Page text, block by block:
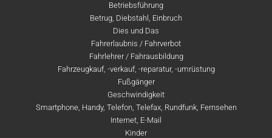
Betriebsführung
Betrug, Diebstahl, Einbruch
Dies und Das
Fahrerlaubnis / Fahrverbot
Fahrlehrer / Fahrausbildung
Fahrzeugkauf, -verkauf, -reparatur, -umrüstung
Fußgänger
Geschwindigkeit
Smartphone, Handy, Telefon, Telefax, Rundfunk, Fernsehen
Internet, E-Mail
Kinder